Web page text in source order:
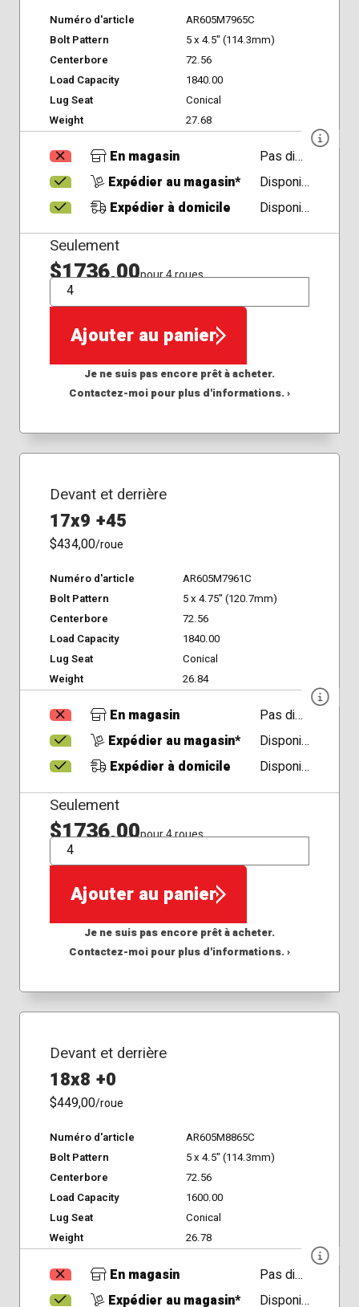
Numéro d'article
AR605M7965C
Bolt Pattern
5 x 4.5" (114.3mm)
Centerbore
72.56
Load Capacity
1840.00
Lug Seat
Conical
Weight
27.68
En magasin
Pas disponible
Expédier au magasin*
Disponible
Expédier à domicile
Disponible
Seulement
$1736,00pour 4 roues
QTÉ
Ajouter au panier
Je ne suis pas encore prêt à acheter.
Contactez-moi pour plus d'informations. ›
Devant et derrière
17x9 +45
$434,00/roue
Numéro d'article
AR605M7961C
Bolt Pattern
5 x 4.75" (120.7mm)
Centerbore
72.56
Load Capacity
1840.00
Lug Seat
Conical
Weight
26.84
En magasin
Pas disponible
Expédier au magasin*
Disponible
Expédier à domicile
Disponible
Seulement
$1736,00pour 4 roues
QTÉ
Ajouter au panier
Je ne suis pas encore prêt à acheter.
Contactez-moi pour plus d'informations. ›
Devant et derrière
18x8 +0
$449,00/roue
Numéro d'article
AR605M8865C
Bolt Pattern
5 x 4.5" (114.3mm)
Centerbore
72.56
Load Capacity
1600.00
Lug Seat
Conical
Weight
26.78
En magasin
Pas disponible
Expédier au magasin*
Disponible